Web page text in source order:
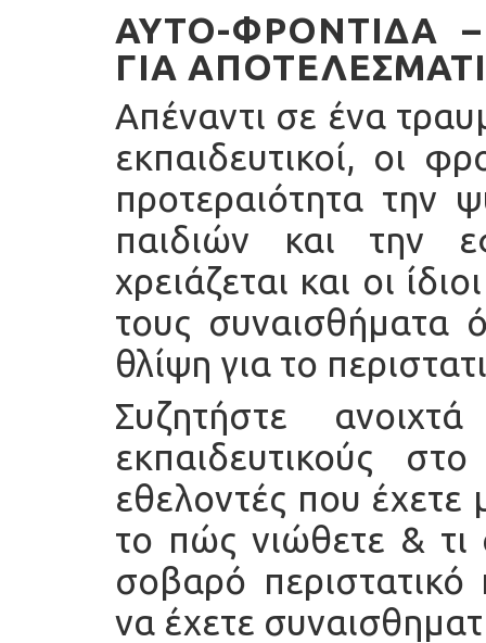
ΑΥΤΟ-ΦΡΟΝΤΙΔΑ
ΓΙΑ
Aπέναντι σε ένα
εκπαιδευτικοί, οι
προτεραιότητα την
παιδιών και την
χρειάζεται και οι
τους συναισθήματα
θλίψη για το
Συζητήστε
εκπαιδευτικούς
εθελοντές που έχετε
το πώς νιώθετε &
σοβαρό περιστατικό
να έχετε